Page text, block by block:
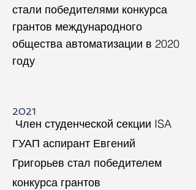
стали победителями конкурса
грантов международного
общества автоматизации в 2020
году
2021
Член студенческой секции ISA
ГУАП аспирант Евгений
Григорьев стал победителем
конкурса грантов